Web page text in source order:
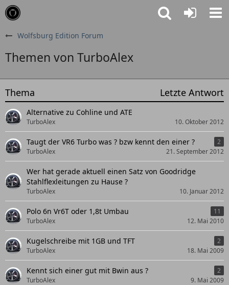
Wolfsburg Edition Forum
Themen von TurboAlex
Thema Letzte Antwort
Alternative zu Cohline und ATE
TurboAlex 10. Oktober 2012
Taugt der VR6 Turbo was ? bzw kennt den einer ?
2
TurboAlex
21. September 2012
Wer hat gerade aktuell einen Satz von Goodridge
Stahlflexleitungen zu Hause ?
TurboAlex 10. Januar 2012
Polo 6n Vr6T oder 1,8t Umbau
11
TurboAlex
12. Mai 2010
Kugelschreibe mit 1GB und TFT
2
TurboAlex
18. Mai 2009
Kennt sich einer gut mit Bwin aus ?
2
TurboAlex
9. Mai 2009